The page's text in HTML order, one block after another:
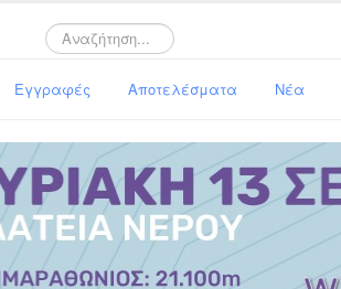
Search
Εγγραφές Αποτελέσματα Νέα